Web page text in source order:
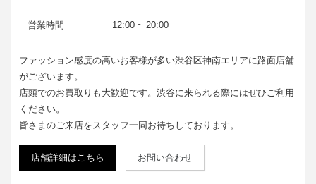
営業時間 12:00 ~ 20:00
ファッション感度の高いお客様が多い渋谷区神南エリアに路面店舗
がございます。
店頭でのお買取りも大歓迎です。渋谷に来られる際にはぜひご利用
ください。
皆さまのご来店をスタッフ一同お待ちしております。
店舗詳細はこちら お問い合わせ